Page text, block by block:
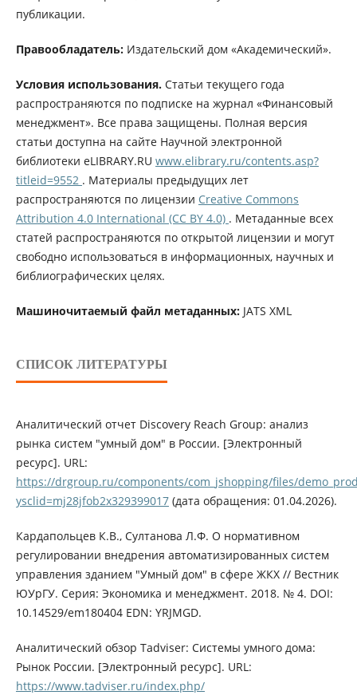
публикации.
Правообладатель:Издательский дом «Академический».
Условия использования.Статьи текущего года
распространяются по подписке на журнал «Финансовый
менеджмент». Все права защищены. Полная версия
статьи доступна на сайте Научной электронной
библиотеки eLIBRARY.RU www.elibrary.ru/contents.asp?
titleid=9552 . Материалы предыдущих лет
распространяются по лицензии Creative Commons
Attribution 4.0 International (CC BY 4.0) . Метаданные всех
статей распространяются по открытой лицензии и могут
свободно использоваться в информационных, научных и
библиографических целях.
Машиночитаемый файл метаданных:JATS XML
СПИСОК ЛИТЕРАТУРЫ
Аналитический отчет Discovery Reach Group: анализ
рынка систем "умный дом" в России. [Электронный
ресурс]. URL:
https://drgroup.ru/components/com_jshopping/files/
ysclid=mj28jfob2x329399017(дата обращения: 01.04.2026).
Кардапольцев К.В., Султанова Л.Ф. О нормативном
регулировании внедрения автоматизированных систем
управления зданием "Умный дом" в сфере ЖКХ // Вестник
ЮУрГУ. Серия: Экономика и менеджмент. 2018. № 4. DOI:
10.14529/em180404 EDN: YRJMGD.
Аналитический обзор Tadviser: Системы умного дома:
Рынок России. [Электронный ресурс]. URL:
https://www.tadviser.ru/index.php/